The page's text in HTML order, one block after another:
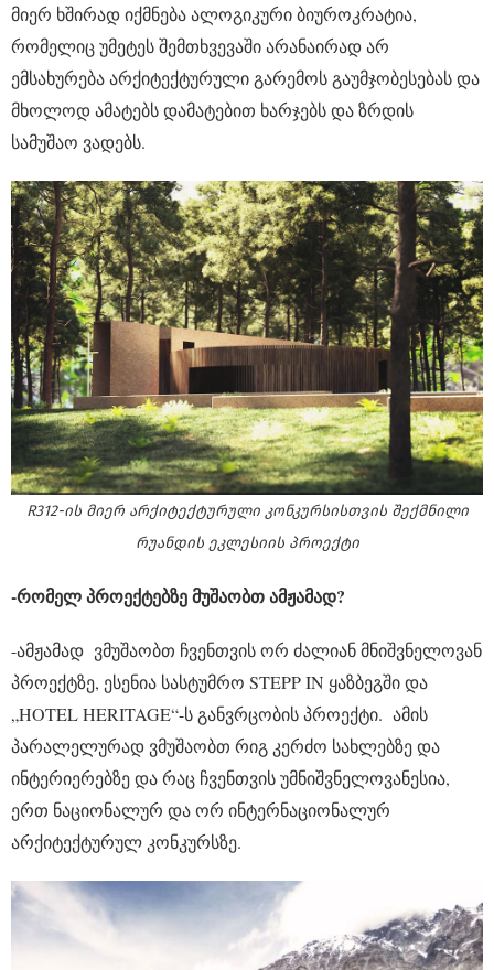
მიერ ხშირად იქმნება ალოგიკური ბიუროკრატია,
რომელიც უმეტეს შემთხვევაში არანაირად არ
ემსახურება არქიტექტურული გარემოს გაუმჯობესებას და
მხოლოდ ამატებს დამატებით ხარჯებს და ზრდის
სამუშაო ვადებს.
R312-ის მიერ არქიტექტურული კონკურსისთვის შექმნილი
რუანდის ეკლესიის პროექტი
-რომელ პროექტებზე მუშაობთ ამჟამად?
-ამჟამად ვმუშაობთ ჩვენთვის ორ ძალიან მნიშვნელოვან
პროექტზე, ესენია სასტუმრო STEPP IN ყაზბეგში და
„HOTEL HERITAGE“-ს განვრცობის პროექტი. ამის
პარალელურად ვმუშაობთ რიგ კერძო სახლებზე და
ინტერიერებზე და რაც ჩვენთვის უმნიშვნელოვანესია,
ერთ ნაციონალურ და ორ ინტერნაციონალურ
არქიტექტურულ კონკურსზე.